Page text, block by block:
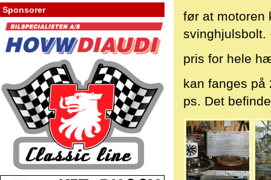
Sponsorer
før at motoren
svinghjulsbolt.
pris for hele
kan fanges på
ps. Det